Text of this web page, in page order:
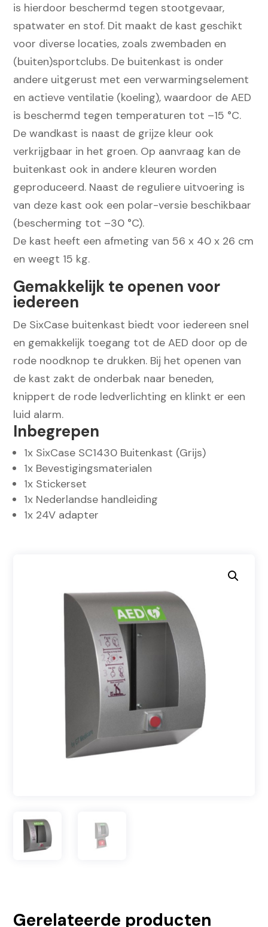
is hierdoor beschermd tegen stootgevaar,
spatwater en stof. Dit maakt de kast geschikt
voor diverse locaties, zoals zwembaden en
(buiten)sportclubs. De buitenkast is onder
andere uitgerust met een verwarmingselement
en actieve ventilatie (koeling), waardoor de AED
is beschermd tegen temperaturen tot –15 °C.
De wandkast is naast de grijze kleur ook
verkrijgbaar in het groen. Op aanvraag kan de
buitenkast ook in andere kleuren worden
geproduceerd. Naast de reguliere uitvoering is
van deze kast ook een polar-versie beschikbaar
(bescherming tot –30 °C).
De kast heeft een afmeting van 56 x 40 x 26 cm
en weegt 15 kg.
Gemakkelijk te openen voor
iedereen
De SixCase buitenkast biedt voor iedereen snel
en gemakkelijk toegang tot de AED door op de
rode noodknop te drukken. Bij het openen van
de kast zakt de onderbak naar beneden,
knippert de rode ledverlichting en klinkt er een
luid alarm.
Inbegrepen
1x SixCase SC1430 Buitenkast (Grijs)
1x Bevestigingsmaterialen
1x Stickerset
1x Nederlandse handleiding
1x 24V adapter
Gerelateerde producten